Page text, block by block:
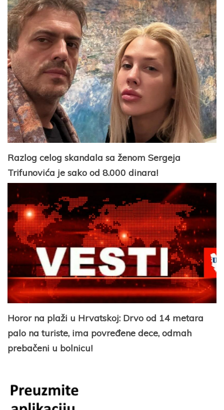
Razlog celog skandala sa ženom Sergeja
Trifunovića je sako od 8.000 dinara!
Horor na plaži u Hrvatskoj: Drvo od 14 metara
palo na turiste, ima povređene dece, odmah
prebačeni u bolnicu!